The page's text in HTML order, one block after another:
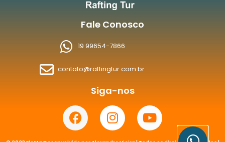
Fale Conosco
19 99654-7866
contato@raftingtur.com.br
Siga-nos